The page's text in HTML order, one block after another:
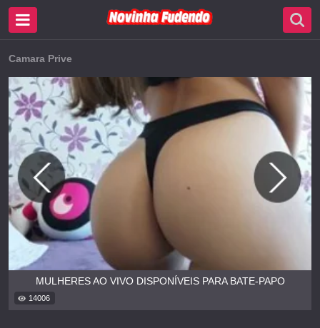
Camara Prive
MULHERES AO VIVO DISPONÍVEIS PARA BATE-PAPO
14006